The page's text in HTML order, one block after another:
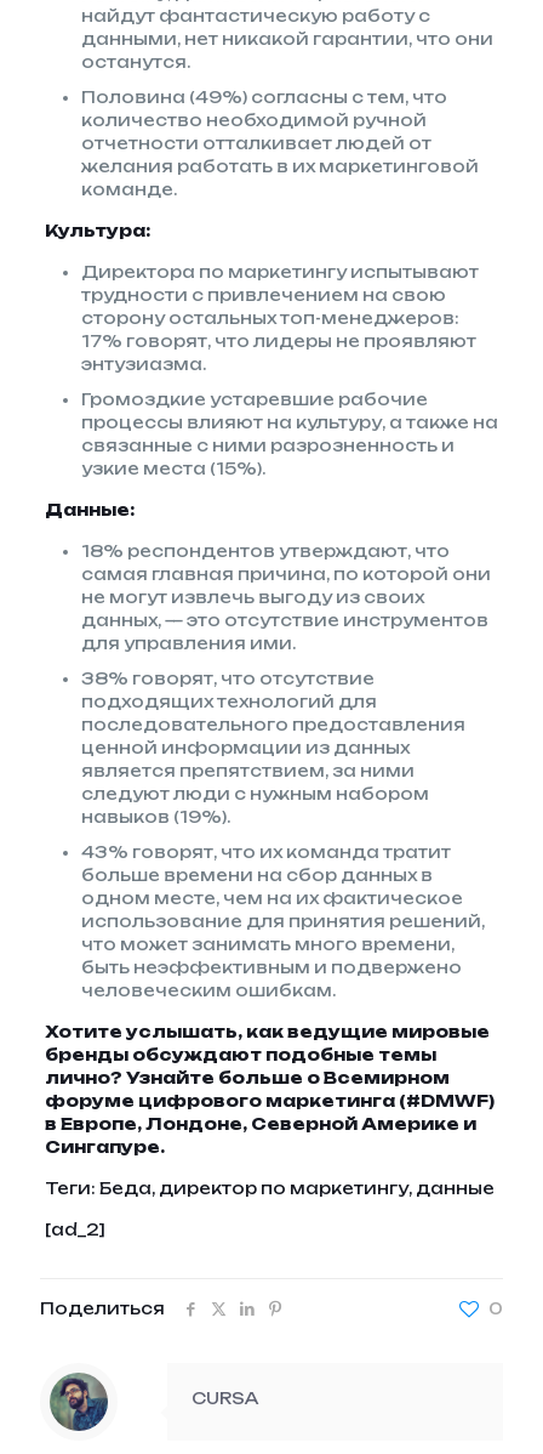
найдут фантастическую работу с
данными, нет никакой гарантии, что они
останутся.
Половина (49%) согласны с тем, что
количество необходимой ручной
отчетности отталкивает людей от
желания работать в их маркетинговой
команде.
Культура:
Директора по маркетингу испытывают
трудности с привлечением на свою
сторону остальных топ-менеджеров:
17% говорят, что лидеры не проявляют
энтузиазма.
Громоздкие устаревшие рабочие
процессы влияют на культуру, а также на
связанные с ними разрозненность и
узкие места (15%).
Данные:
18% респондентов утверждают, что
самая главная причина, по которой они
не могут извлечь выгоду из своих
данных, — это отсутствие инструментов
для управления ими.
38% говорят, что отсутствие
подходящих технологий для
последовательного предоставления
ценной информации из данных
является препятствием, за ними
следуют люди с нужным набором
навыков (19%).
43% говорят, что их команда тратит
больше времени на сбор данных в
одном месте, чем на их фактическое
использование для принятия решений,
что может занимать много времени,
быть неэффективным и подвержено
человеческим ошибкам.
Хотите услышать, как ведущие мировые
бренды обсуждают подобные темы
лично? Узнайте больше о Всемирном
форуме цифрового маркетинга (#DMWF)
в Европе, Лондоне, Северной Америке и
Сингапуре.
Теги: Беда, директор по маркетингу, данные
[ad_2]
Поделиться 0
CURSA